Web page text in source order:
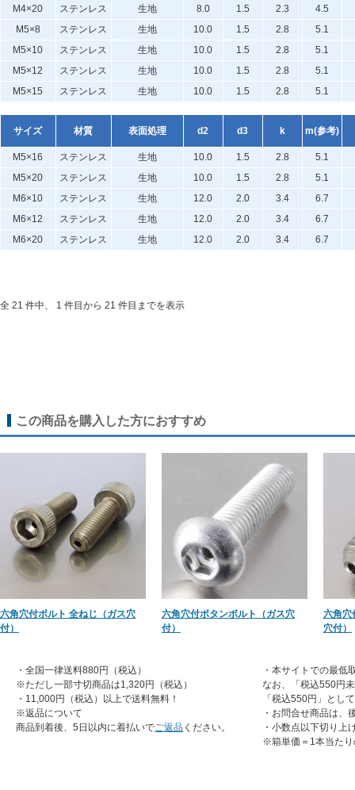
M4×20 ステンレス 生地 8.0 1.5 2.3
4.5
M5×8
ステンレス 生地 10.0 1.5 2.8
5.1
M5×10
ステンレス 生地 10.0 1.5 2.8
5.1
M5×12
ステンレス 生地 10.0 1.5 2.8
5.1
M5×15
ステンレス 生地 10.0 1.5 2.8 5.1
サイズ 材質 表面処理 d2 d3 k m(参考)
M5×16 ステンレス 生地 10.0 1.5 2.8
5.1
M5×20
ステンレス 生地 10.0 1.5 2.8
5.1
M6×10
ステンレス 生地 12.0 2.0 3.4
6.7
M6×12
ステンレス 生地 12.0 2.0 3.4
6.7
M6×20
ステンレス 生地 12.0 2.0 3.4 6.7
全 21 件中、 1 件目から 21 件目までを表示
この商品を購入した方におすすめ
六角穴付ボルト 全ねじ（ガス穴
付）
六角穴付ボタンボルト（ガス穴
付）
六角穴
穴付）
・全国一律送料880円（税込）
※ただし一部寸切商品は1,320円（税込）
・11,000円（税込）以上で送料無料！
※返品について
商品到着後、5日以内に着払いでご返品 ください。
・本サイトでの最低
なお、「税込550円
「税込550円」とし
・お問合せ商品は、
・小数点以下切り上
※箱単価＝1本当たり